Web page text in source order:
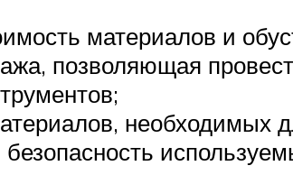
материалов и
позволяющая
необходимых
безопасность